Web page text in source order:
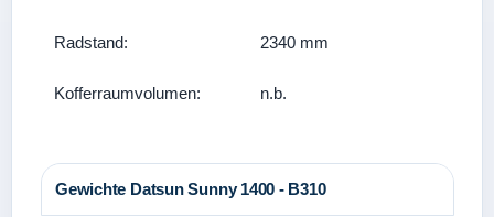
Radstand: 2340 mm
Kofferraumvolumen: n.b.
Gewichte Datsun Sunny 1400 - B310